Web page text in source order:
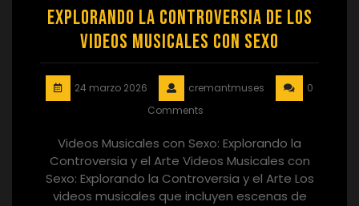
Explorando la Controversia de los
Videos Musicales con Sexo
24 marzo 2026 cremantmuses
0
Comments
Videos Musicales con Sexo: Explorando la
Controversia y el Arte Videos Musicales con
Sexo: Explorando la Controversia y el Arte Los
videos musicales que incluyen escenas de